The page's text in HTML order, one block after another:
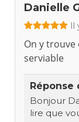
Danielle
Il
On y
serviable
Réponse
Bonjour
lire que